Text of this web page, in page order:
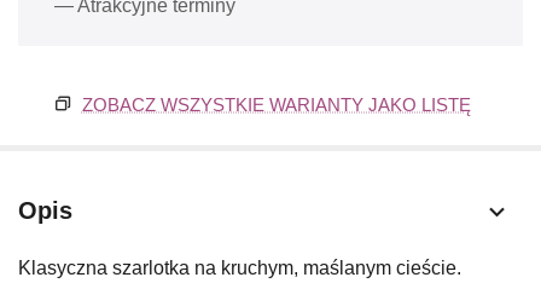
— Atrakcyjne terminy
ZOBACZ WSZYSTKIE WARIANTY JAKO LISTĘ
Opis
Klasyczna szarlotka na kruchym, maślanym cieście.